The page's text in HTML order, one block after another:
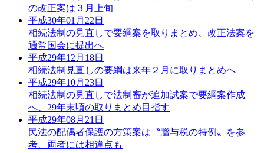
の改正案は３月上旬
平成30年01月22日
相続法制の見直しで要綱案を取りまとめ、改正法案を
通常国会に提出へ
平成29年12月18日
相続法制見直しの要綱は来年２月に取りまとめへ
平成29年10月23日
相続法制の見直しで法制審が追加試案で要綱案作成
へ、29年末頃の取りまとめ目指す
平成29年08月21日
民法の配偶者保護の方策案は〝贈与税の特例〟を参
考、両者には相違点も